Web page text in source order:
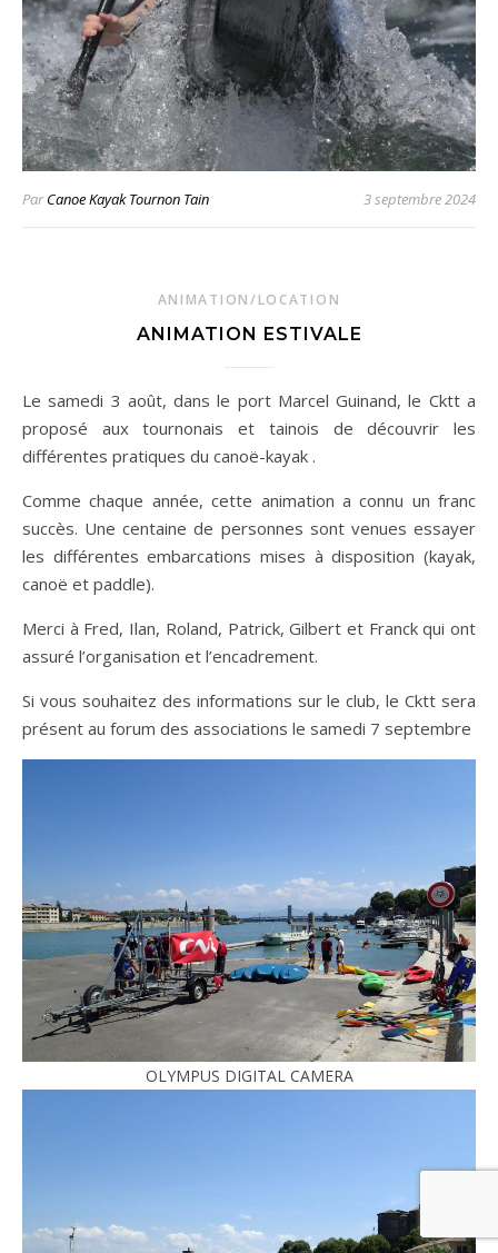
ParCanoe Kayak Tournon Tain 3 septembre 2024
ANIMATION/LOCATION
ANIMATION ESTIVALE
Le samedi 3 août, dans le port Marcel Guinand, le Cktt a
proposé aux tournonais et tainois de découvrir les
différentes pratiques du canoë-kayak .
Comme chaque année, cette animation a connu un franc
succès. Une centaine de personnes sont venues essayer
les différentes embarcations mises à disposition (kayak,
canoë et paddle).
Merci à Fred, Ilan, Roland, Patrick, Gilbert et Franck qui ont
assuré l’organisation et l’encadrement.
Si vous souhaitez des informations sur le club,le Cktt sera
présent au forum des associations le samedi 7 septembre
OLYMPUS DIGITAL CAMERA